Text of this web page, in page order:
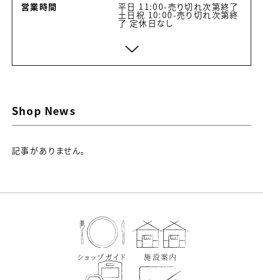
営業時間
平日 11:00-売り切れ次第終了
土日祝 10:00-売り切れ次第終
了 定休日なし
Shop News
記事がありません。
ショップガイド 施設案内